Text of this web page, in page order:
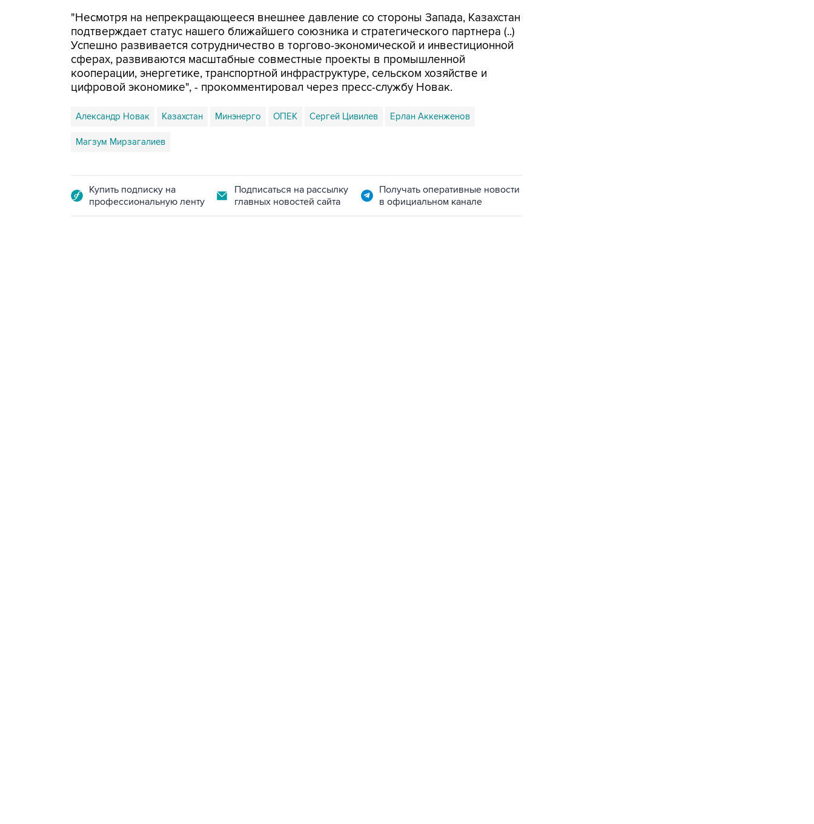
"Несмотря на непрекращающееся внешнее давление со стороны Запада, Казахстан
подтверждает статус нашего ближайшего союзника и стратегического партнера (..)
Успешно развивается сотрудничество в торгово-экономической и инвестиционной
сферах, развиваются масштабные совместные проекты в промышленной
кооперации, энергетике, транспортной инфраструктуре, сельском хозяйстве и
цифровой экономике", - прокомментировал через пресс-службу Новак.
Александр Новак Казахстан Минэнерго ОПЕК Сергей Цивилев Ерлан Аккенженов
Магзум Мирзагалиев
Купить подписку на
профессиональную ленту
Подписаться на рассылку
главных новостей сайта
Получать оперативные новости
в официальном канале